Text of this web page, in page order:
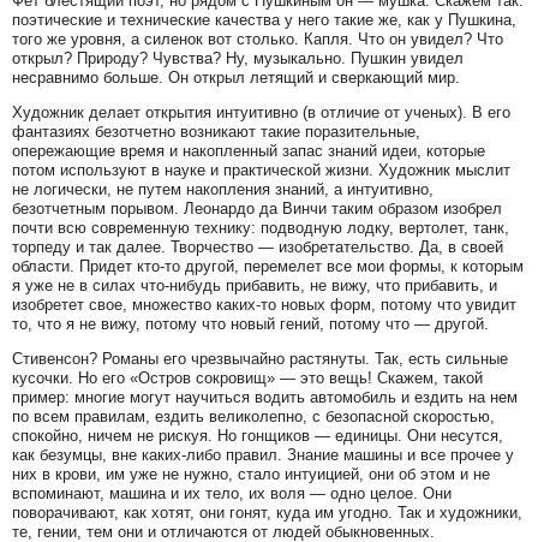
поэтические и технические качества у него такие же, как у Пушкина,
того же уровня, а силенок вот столько. Капля. Что он увидел? Что
открыл? Природу? Чувства? Ну, музыкально. Пушкин увидел
несравнимо больше. Он открыл летящий и сверкающий мир.
Художник делает открытия интуитивно (в отличие от ученых). В его
фантазиях безотчетно возникают такие поразительные,
опережающие время и накопленный запас знаний идеи, которые
потом используют в науке и практической жизни. Художник мыслит
не логически, не путем накопления знаний, а интуитивно,
безотчетным порывом. Леонардо да Винчи таким образом изобрел
почти всю современную технику: подводную лодку, вертолет, танк,
торпеду и так далее. Творчество — изобретательство. Да, в своей
области. Придет кто-то другой, перемелет все мои формы, к которым
я уже не в силах что-нибудь прибавить, не вижу, что прибавить, и
изобретет свое, множество каких-то новых форм, потому что увидит
то, что я не вижу, потому что новый гений, потому что — другой.
Стивенсон? Романы его чрезвычайно растянуты. Так, есть сильные
кусочки. Но его «Остров сокровищ» — это вещь! Скажем, такой
пример: многие могут научиться водить автомобиль и ездить на нем
по всем правилам, ездить великолепно, с безопасной скоростью,
спокойно, ничем не рискуя. Но гонщиков — единицы. Они несутся,
как безумцы, вне каких-либо правил. Знание машины и все прочее у
них в крови, им уже не нужно, стало интуицией, они об этом и не
вспоминают, машина и их тело, их воля — одно целое. Они
поворачивают, как хотят, они гонят, куда им угодно. Так и художники,
те, гении, тем они и отличаются от людей обыкновенных.